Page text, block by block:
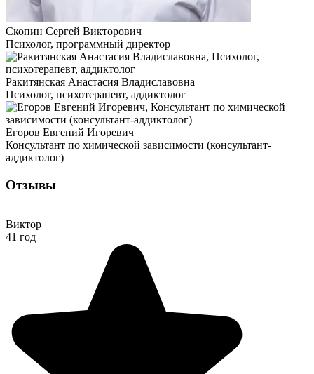
Скопин Сергей Викторович
Психолог, программный директор
Ракитянская Анастасия Владиславовна
Психолог, психотерапевт, аддиктолог
Егоров Евгений Игоревич
Консультант по химической зависимости (консультант-
аддиктолог)
Отзывы
Виктор
41 год